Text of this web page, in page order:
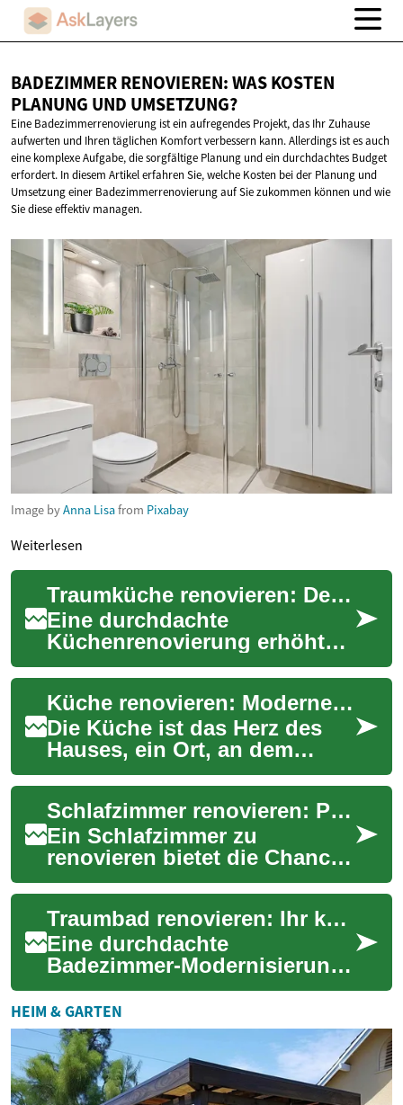
BADEZIMMER RENOVIEREN: WAS KOSTEN
PLANUNG UND UMSETZUNG?
Eine Badezimmerrenovierung ist ein aufregendes Projekt, das Ihr Zuhause
aufwerten und Ihren täglichen Komfort verbessern kann. Allerdings ist es auch
eine komplexe Aufgabe, die sorgfältige Planung und ein durchdachtes Budget
erfordert. In diesem Artikel erfahren Sie, welche Kosten bei der Planung und
Umsetzung einer Badezimmerrenovierung auf Sie zukommen können und wie
Sie diese effektiv managen.
Image byAnna Lisafrom Pixabay
Weiterlesen
Traumküche renovieren: Der umfassende Praxisleitfaden
Eine durchdachte
Küchenrenovierung erhöht
den Wohnwert und
verbessert den Alltag. Dieser
Leitfaden zeigt Ihnen, wie S...
Küche renovieren: Moderne Trends und praktische Tipps für Ihre Traumküche
Die Küche ist das Herz des
Hauses, ein Ort, an dem
Familien zusammenkommen
und Erinnerungen geschaffen
werden. Eine K...
Schlafzimmer renovieren: Planung, Inneneinrichtung und Technik
Ein Schlafzimmer zu
renovieren bietet die Chance,
sowohl den Komfort als auch
die Funktionalität zu
verbessern. Eine ...
Traumbad renovieren: Ihr kompletter Modernisierungs-Guide
Eine durchdachte
Badezimmer-Modernisierung
erhöht Komfort und
Immobilienwert
gleichermaßen. In diesem
umfangreichen G...
HEIM & GARTEN